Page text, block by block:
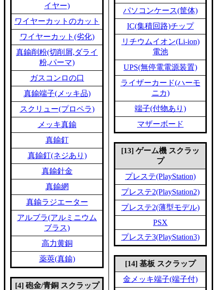
イヤー)
ワイヤーカットのカット
ワイヤーカット(劣化)
真鍮削粉(切削屑,ダライ
粉,パーマ)
ガスコンロの口
真鍮端子(メッキ品)
スクリュー(プロペラ)
メッキ真鍮
真鍮釘
真鍮釘(ネジあり)
真鍮針金
真鍮網
真鍮ラジエーター
アルブラ(アルミニウム
ブラス)
高力黄銅
薬莢(真鍮)
[4] 砲金/青銅 スクラップ
パソコンケース(筐体)
IC(集積回路)チップ
リチウムイオン(Li-ion)
電池
UPS(無停電電源装置)
ライザーカード(ハーモ
ニカ)
端子(付物あり)
マザーボード
[13] ゲーム機 スクラッ
プ
プレステ(PlayStation)
プレステ2(PlayStation2)
プレステ2(薄型モデル)
PSX
プレステ3(PlayStation3)
[14] 基板 スクラップ
金メッキ端子(端子付)